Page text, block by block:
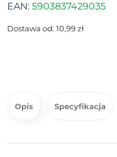
EAN: 5903837429035
Dostawa od: 10,99 zł
Opis Specyfikacja